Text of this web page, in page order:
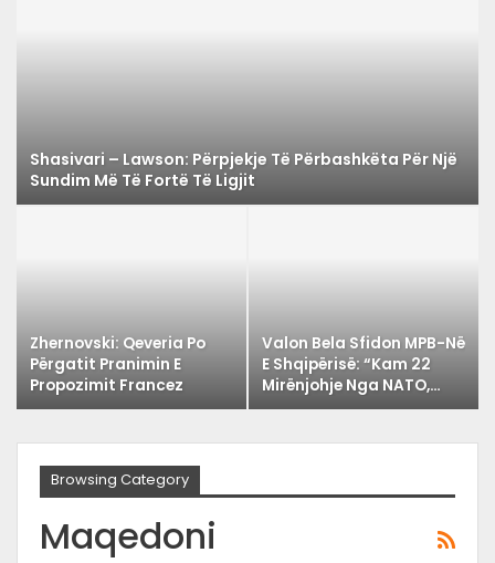
Shasivari – Lawson: Përpjekje Të Përbashkëta Për Një
Sundim Më Të Fortë Të Ligjit
Zhernovski: Qeveria Po
Përgatit Pranimin E
Propozimit Francez
Valon Bela Sfidon MPB-Në
E Shqipërisë: “Kam 22
Mirënjohje Nga NATO,…
Browsing Category
Maqedoni